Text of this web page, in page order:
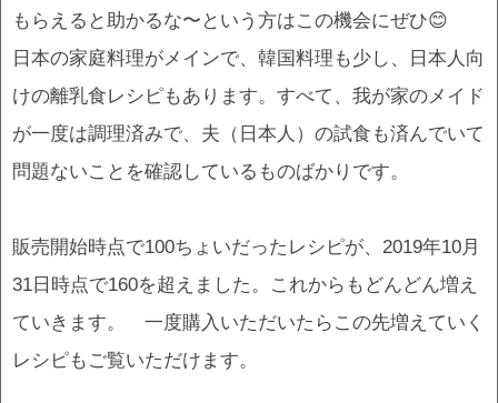
もらえると助かるな〜という方はこの機会にぜひ😊
日本の家庭料理がメインで、韓国料理も少し、日本人向
けの離乳食レシピもあります。すべて、我が家のメイド
が一度は調理済みで、夫（日本人）の試食も済んでいて
問題ないことを確認しているものばかりです。
販売開始時点で100ちょいだったレシピが、2019年10月
31日時点で160を超えました。これからもどんどん増え
ていきます。 一度購入いただいたらこの先増えていく
レシピもご覧いただけます。